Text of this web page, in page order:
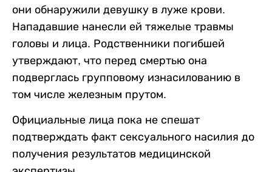
они обнаружили девушку в луже крови.
Нападавшие нанесли ей тяжелые травмы
головы и лица. Родственники погибшей
утверждают, что перед смертью она
подверглась групповому изнасилованию в
том числе железным прутом.
Официальные лица пока не спешат
подтверждать факт сексуального насилия до
получения результатов медицинской